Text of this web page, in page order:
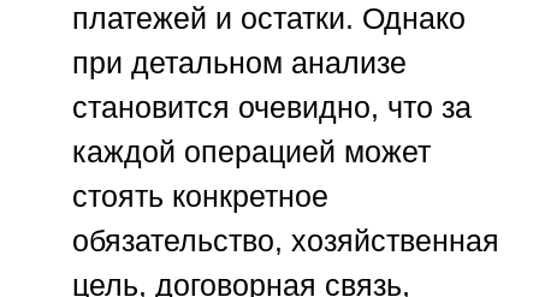
платежей и остатки. Однако
при детальном анализе
становится очевидно, что за
каждой операцией может
стоять конкретное
обязательство, хозяйственная
цель, договорная связь,